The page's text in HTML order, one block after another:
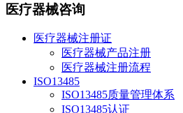
医疗器械咨询
医疗器械注册证
医疗器械产品注册
医疗器械注册流程
ISO13485
ISO13485质量管理体系
ISO13485认证